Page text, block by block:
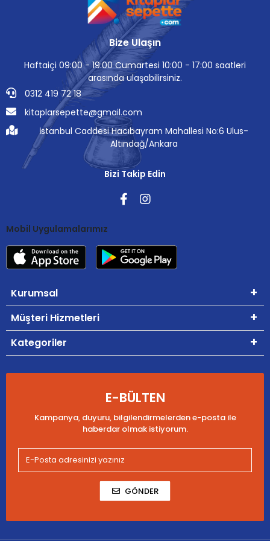
Bize Ulaşın
Haftaiçi 09:00 - 19:00 Cumartesi 10:00 - 17:00 saatleri
arasında ulaşabilirsiniz.
0312 419 72 18
kitaplarsepette@gmail.com
İstanbul Caddesi Hacıbayram Mahallesi No:6 Ulus-
Altındağ/Ankara
Bizi Takip Edin
Mobil Uygulamalarımız
Kurumsal
Müşteri Hizmetleri
Kategoriler
E-BÜLTEN
Kampanya, duyuru, bilgilendirmelerden e-posta ile
haberdar olmak istiyorum.
GÖNDER